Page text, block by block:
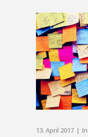
13. April 2017 In